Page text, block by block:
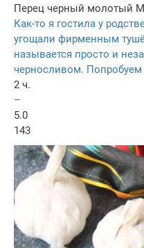
Перец черный молотый
Как-то я гостила у
угощали фирменным
называется просто и
черносливом. Попробуем
2 ч.
–
5.0
143